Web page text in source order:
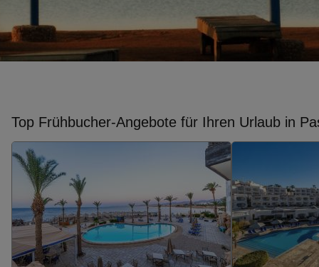
Top Frühbucher-Angebote für Ihren Urlaub in